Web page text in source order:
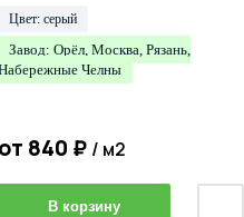
Цвет: серый
Завод: Орёл, Москва, Рязань,
Челны
840 ₽ / м2
В корзину